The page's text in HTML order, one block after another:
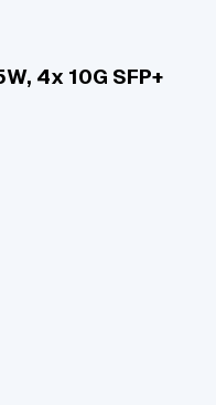
4x 10G SFP+